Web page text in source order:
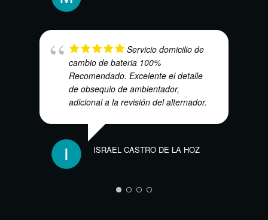
Servicio domicilio de
cambio de bateria 100%
Recomendado. Excelente el detalle
de obsequio de ambientador,
adicional a la revisión del alternador.
ISRAEL CASTRO DE LA HOZ